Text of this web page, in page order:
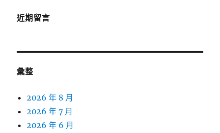
近期留言
彙整
2026 年 8 月
2026 年 7 月
2026 年 6 月